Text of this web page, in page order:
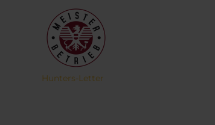
Hunters-Letter